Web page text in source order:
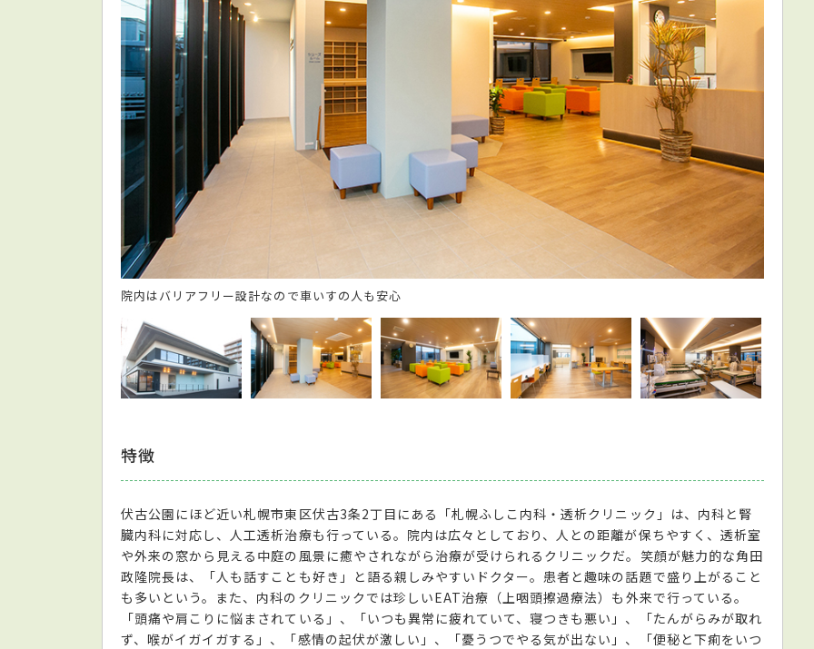
院内はバリアフリー設計なので車いすの人も安心
特徴
伏古公園にほど近い札幌市東区伏古3条2丁目にある「札幌ふしこ内科・透析クリニック」は、内科と腎
臓内科に対応し、人工透析治療も行っている。院内は広々としており、人との距離が保ちやすく、透析室
や外来の窓から見える中庭の風景に癒やされながら治療が受けられるクリニックだ。笑顔が魅力的な角田
政隆院長は、「人も話すことも好き」と語る親しみやすいドクター。患者と趣味の話題で盛り上がること
も多いという。また、内科のクリニックでは珍しいEAT治療（上咽頭擦過療法）も外来で行っている。
「頭痛や肩こりに悩まされている」、「いつも異常に疲れていて、寝つきも悪い」、「たんがらみが取れ
ず、喉がイガイガする」、「感情の起伏が激しい」、「憂うつでやる気が出ない」、「便秘と下痢をいつ